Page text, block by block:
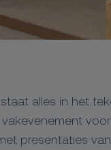
alles in het
presentaties